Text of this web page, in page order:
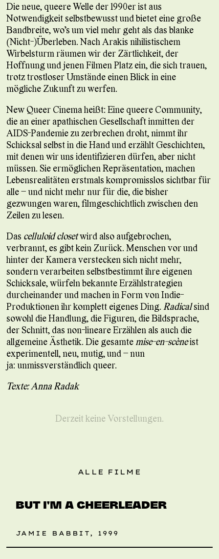
Derzeit keine Vorstellungen.
Die neue, queere Welle der 1990er ist aus
Notwendigkeit selbstbewusst und bietet eine große
Bandbreite, wo’s um viel mehr geht als das blanke
(Nicht-)Überleben. Nach Arakis nihilistischem
Wirbelsturm räumen wir der Zärtlichkeit, der
Hoffnung und jenen Filmen Platz ein, die sich trauen,
trotz trostloser Umstände einen Blick in eine
mögliche Zukunft zu werfen.
New Queer Cinema heißt: Eine queere Community,
die an einer apathischen Gesellschaft inmitten der
AIDS-Pandemie zu zerbrechen droht, nimmt ihr
Schicksal selbst in die Hand und erzählt Geschichten,
mit denen wir uns identifizieren dürfen, aber nicht
müssen. Sie ermöglichen Repräsentation, machen
Lebensrealitäten erstmals kompromisslos sichtbar für
alle – und nicht mehr nur für die, die bisher
gezwungen waren, filmgeschichtlich zwischen den
Zeilen zu lesen.
Das celluloid closetwird also aufgebrochen,
verbrannt, es gibt kein Zurück. Menschen vor und
hinter der Kamera verstecken sich nicht mehr,
sondern verarbeiten selbstbestimmt ihre eigenen
Schicksale, würfeln bekannte Erzählstrategien
durcheinander und machen in Form von Indie-
Produktionen ihr komplett eigenes Ding.Radicalsind
sowohl die Handlung, die Figuren, die Bildsprache,
der Schnitt, das non-lineare Erzählen als auch die
allgemeine Ästhetik. Die gesamtemise-en-scèneist
experimentell, neu, mutig, und – nun
ja: unmissverständlich queer.
Texte: Anna Radak
ALLE FILME
BUT I'M A CHEERLEADER
JAMIE BABBIT, 1999
RETROSPEKTIVE